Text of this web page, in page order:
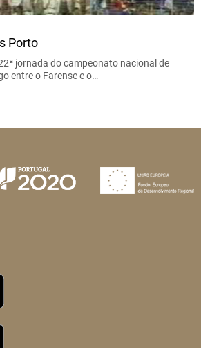
Porto
jornada do campeonato nacional de
entre o Farense e o…